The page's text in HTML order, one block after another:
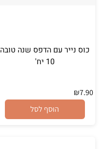
כוס נייר עם הדפס שנה טובה
10 יח'
₪7.90
הוסף לסל